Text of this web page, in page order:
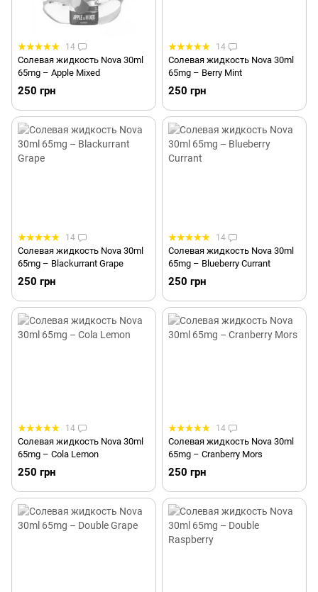
14
Солевая жидкость Nova 30ml
65mg – Apple Mixed
250 грн
14
Солевая жидкость Nova 30ml
65mg – Berry Mint
250 грн
14
Солевая жидкость Nova 30ml
65mg – Blackurrant Grape
250 грн
14
Солевая жидкость Nova 30ml
65mg – Blueberry Currant
250 грн
14
Солевая жидкость Nova 30ml
65mg – Cola Lemon
250 грн
14
Солевая жидкость Nova 30ml
65mg – Cranberry Mors
250 грн